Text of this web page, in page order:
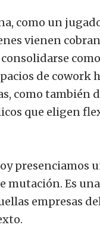
como un
vienen
de cowork
como también
que eligen
presenciamos
Es
empresas